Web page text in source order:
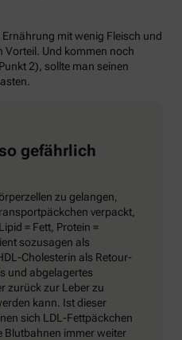
mit wenig Fleisch und
Vorteil. Und kommen noch
2), sollte man seinen
gefährlich
zu gelangen,
verpackt,
= Fett, Protein =
sozusagen als
Cholesterin als Retour-
und abgelagertes
zurück zur Leber zu
kann. Ist dieser
sich LDL-Fettpäckchen
Blutbahnen immer weiter